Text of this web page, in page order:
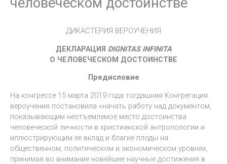
ДИКАСТЕРИЯ ВЕРОУЧЕНИЯ
ДЕКЛАРАЦИЯ DIGNITAS INFINITA
О ЧЕЛОВЕЧЕСКОМ ДОСТОИНСТВЕ
Предисловие
На конгрессе 15 марта 2019 года тогдашняя Конгрегация
вероучения постановила «начать работу над документом,
показывающим неотъемлемое место достоинства
человеческой личности в христианской антропологии и
иллюстрирующим ее вклад и благие плоды на
общественном, политическом и экономическом уровнях,
принимая во внимание новейшие научные достижения в